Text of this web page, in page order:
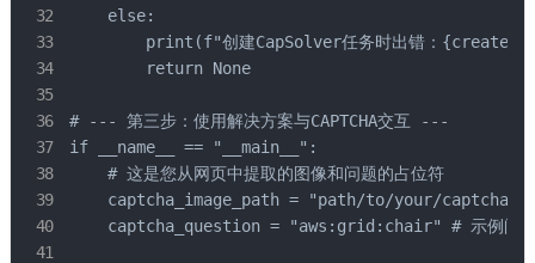
    else:
print(f"创建CapSolver任务时出错：
        return None
# --- 第三步：使用解决方案与CAPTCHA交互 ---
if __name__ == "__main__":
    # 这是您从网页中提取的图像和问题的占位符
captcha_image_path = "path/to/your/captcha/
captcha_question = "aws:grid:chair" # 示例问